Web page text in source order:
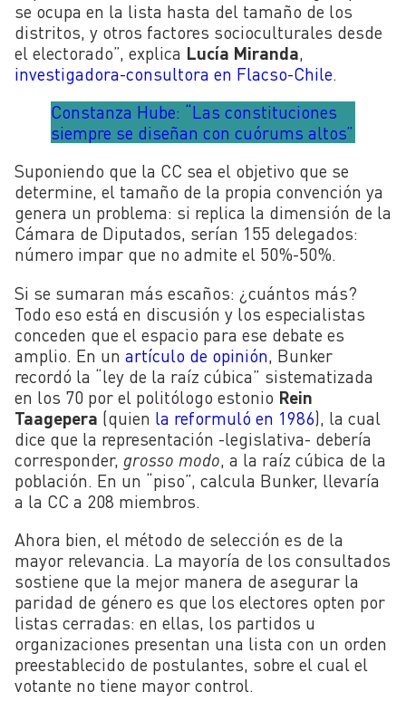
se ocupa en la lista hasta del tamaño de los
distritos, y otros factores socioculturales desde
el electorado”, explica Lucía Miranda,
investigadora-consultora en Flacso-Chile.
Constanza Hube: “Las constituciones
siempre se diseñan con cuórums altos”
Suponiendo que la CC sea el objetivo que se
determine, el tamaño de la propia convención ya
genera un problema: si replica la dimensión de la
Cámara de Diputados, serían 155 delegados:
número impar que no admite el 50%-50%.
Si se sumaran más escaños: ¿cuántos más?
Todo eso está en discusión y los especialistas
conceden que el espacio para ese debate es
amplio. En un artículo de opinión , Bunker
recordó la “ley de la raíz cúbica” sistematizada
en los 70 por el politólogo estonio Rein
Taagepera (quien la reformuló en 1986), la cual
dice que la representación -legislativa- debería
corresponder, grosso modo , a la raíz cúbica de la
población. En un “piso”, calcula Bunker, llevaría
a la CC a 208 miembros.
Ahora bien, el método de selección es de la
mayor relevancia. La mayoría de los consultados
sostiene que la mejor manera de asegurar la
paridad de género es que los electores opten por
listas cerradas: en ellas, los partidos u
organizaciones presentan una lista con un orden
preestablecido de postulantes, sobre el cual el
votante no tiene mayor control.